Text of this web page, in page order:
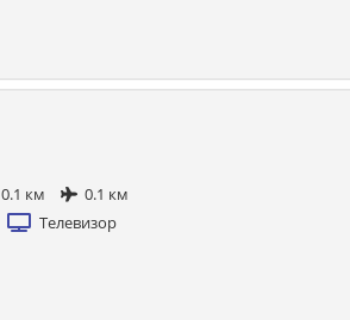
0.1 км
0.1 км
Телевизор